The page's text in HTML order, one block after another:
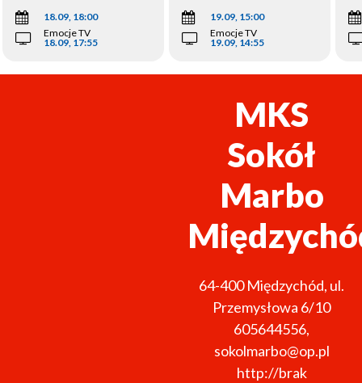
18.09, 18:00
Emocje TV
18.09, 17:55
19.09, 15:00
Emocje TV
19.09, 14:55
MKS
Sokół
Marbo
64-400 Międzychód, ul.
Przemysłowa 6/10
605644556,
sokolmarbo@op.pl
http://brak